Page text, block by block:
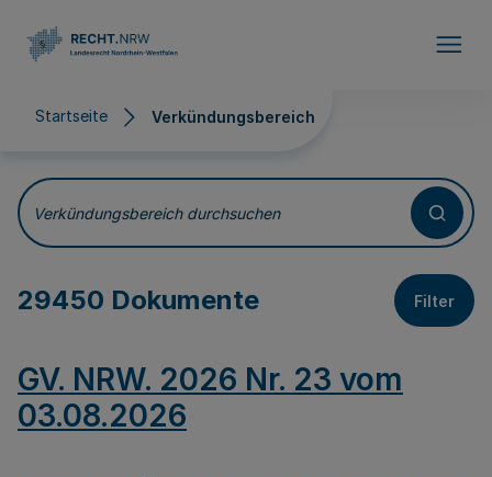
Startseite Verkündungsbereich
Verkündungsbereich
Verkündungsbereich durchsuchen
29450 Dokumente Filter
GV. NRW. 2026 Nr. 23 vom
03.08.2026